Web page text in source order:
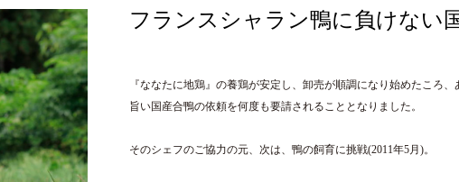
フランスシャラン鴨に負けない
『ななたに地鶏』の養鶏が安定し、卸売が順調になり始めたころ、
旨い国産合鴨の依頼を何度も要請されることとなりました。
そのシェフのご協力の元、次は、鴨の飼育に挑戦(2011年5月)。